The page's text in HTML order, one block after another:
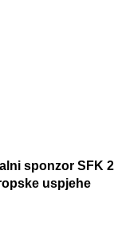
sponzor SFK
uspjehe